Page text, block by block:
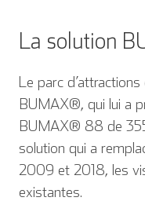
La solution
Le parc
BUMAX®, qui lui a
BUMAX® 88 de
solution qui a
2009 et 2018, les
existantes.